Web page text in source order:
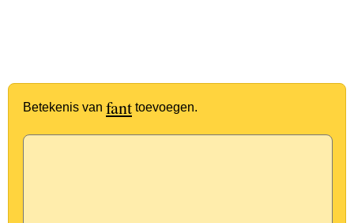
Betekenis van fant toevoegen.